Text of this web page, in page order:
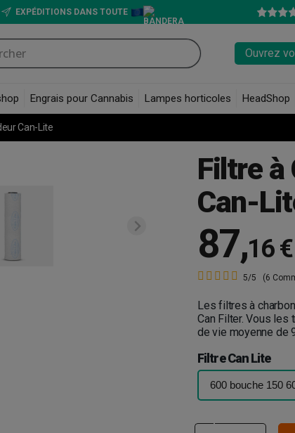
EXPÉDITIONS DANS TOUTE
Ouvrez
Engrais pour Cannabis Lampes horticoles HeadShop
Can-Lite
Filtre à
Can-
87,16 €
5/5 (6
Les filtres à
Can Filter. Vous
de vie moyenne de
Filtre Can Lite